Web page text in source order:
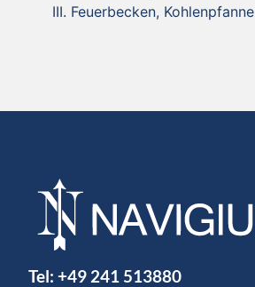
Feuerbecken, Kohlenpfanne
Tel: +49 241 513880